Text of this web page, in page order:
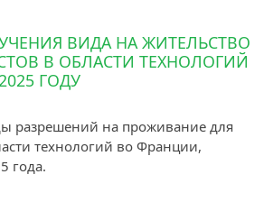
ВИДА НА ЖИТЕЛЬСТВО
В ОБЛАСТИ ТЕХНОЛОГИЙ
ГОДУ
разрешений на проживание для
технологий во Франции,
года.